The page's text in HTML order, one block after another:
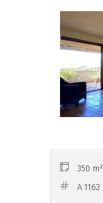
350 m²
A 1162